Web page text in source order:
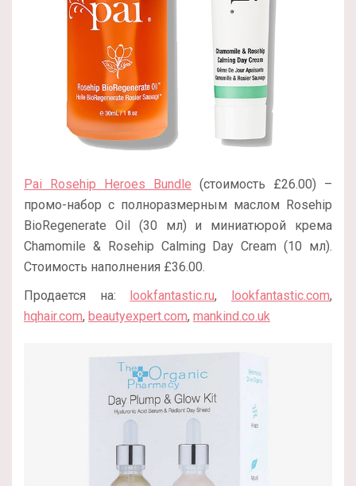
Pai Rosehip Heroes Bundle (стоимость £26.00) –
промо-набор с полноразмерным маслом Rosehip
BioRegenerate Oil (30 мл) и миниатюрой крема
Chamomile & Rosehip Calming Day Cream (10 мл).
Стоимость наполнения £36.00.
Продается на:
lookfantastic.ru, lookfantastic.com,
hqhair.com, beautyexpert.com, mankind.co.uk